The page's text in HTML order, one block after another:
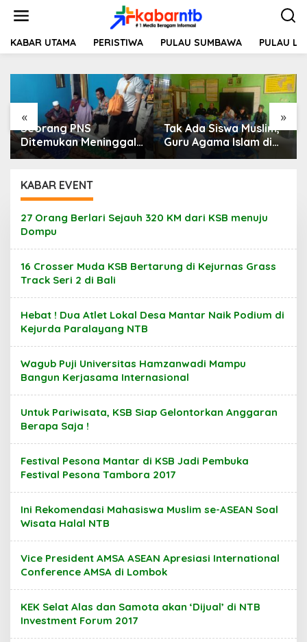
t
KABAR UTAMA PERISTIWA PULAU SUMBAWA PULAU
« »
Seorang PNS
Ditemukan Meninggal
di Ladang
Tak Ada Siswa Muslim,
Guru Agama Islam di
SDN Sampar Maras
KABAR EVENT
27 Orang Berlari Sejauh 320 KM dari KSB menuju
Dompu
16 Crosser Muda KSB Bertarung di Kejurnas Grass
Track Seri 2 di Bali
Hebat ! Dua Atlet Lokal Desa Mantar Naik Podium di
Kejurda Paralayang NTB
Wagub Puji Universitas Hamzanwadi Mampu
Bangun Kerjasama Internasional
Untuk Pariwisata, KSB Siap Gelontorkan Anggaran
Berapa Saja !
Festival Pesona Mantar di KSB Jadi Pembuka
Festival Pesona Tambora 2017
Ini Rekomendasi Mahasiswa Muslim se-ASEAN Soal
Wisata Halal NTB
Vice President AMSA ASEAN Apresiasi International
Conference AMSA di Lombok
KEK Selat Alas dan Samota akan ‘Dijual’ di NTB
Investment Forum 2017